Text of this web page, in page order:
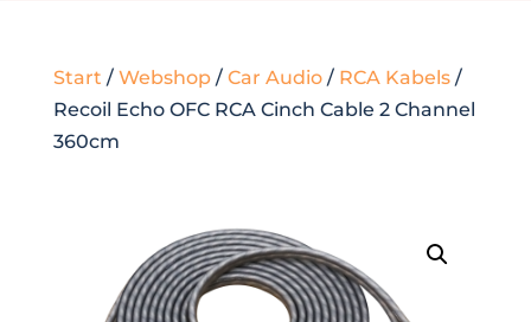
Start / Webshop/ Car Audio/ RCA Kabels/
Recoil Echo OFC RCA Cinch Cable 2 Channel
360cm